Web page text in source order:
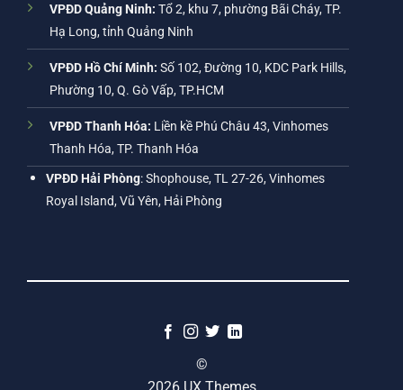
VPĐD Quảng Ninh: Tổ 2, khu 7, phường Bãi Cháy, TP.
Hạ Long, tỉnh Quảng Ninh
VPĐD Hồ Chí Minh: Số 102, Đường 10, KDC Park Hills,
Phường 10, Q. Gò Vấp, TP.HCM
VPĐD Thanh Hóa: Liền kề Phú Châu 43, Vinhomes
Thanh Hóa, TP. Thanh Hóa
VPĐD Hải Phòng: Shophouse, TL 27-26, Vinhomes
Royal Island, Vũ Yên, Hải Phòng
©